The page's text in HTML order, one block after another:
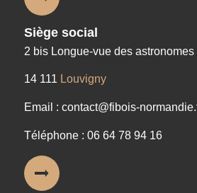
Siège social
2 bis Longue-vue des astronomes
14 111 Louvigny
Email : contact@fibois-
Téléphone : 06 64 78 94 16